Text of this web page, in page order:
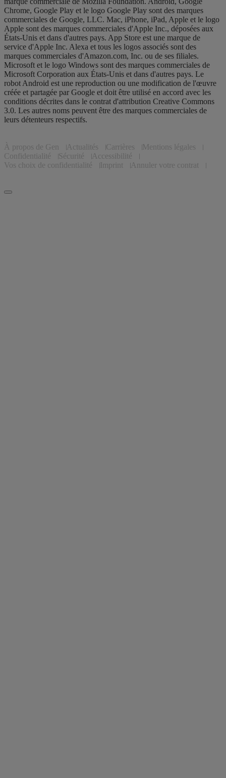
Chrome, Google Play et le logo Google Play sont des marques
commerciales de Google, LLC. Mac, iPhone, iPad, Apple et le logo
Apple sont des marques commerciales d'Apple Inc., déposées aux
États-Unis et dans d'autres pays. App Store est une marque de
service d'Apple Inc. Alexa et tous les logos associés sont des
marques commerciales d'Amazon.com, Inc. ou de ses filiales.
Microsoft et le logo Windows sont des marques commerciales de
Microsoft Corporation aux États-Unis et dans d'autres pays. Le
robot Android est une reproduction ou une modification de l'œuvre
créée et partagée par Google et doit être utilisé en accord avec les
conditions décrites dans le contrat d'attribution Creative Commons
3.0. Les autres noms peuvent être des marques commerciales de
leurs détenteurs respectifs.
À propos de Gen Actualités Carrières
Mentions légales
Confidentialité
Sécurité
Accessibilité
Vos choix de confidentialité
Imprint Annuler votre contrat